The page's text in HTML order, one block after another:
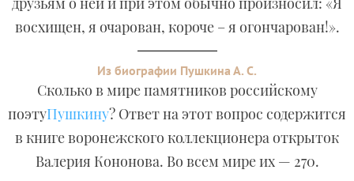
восхищен, я очарован, короче – я огончарован!».
Из биографии Пушкина А. С.
Сколько в мире памятников российскому
поэтуПушкину? Ответ на этот вопрос содержится
в книге воронежского коллекционера открыток
Валерия Кононова. Во всем мире их — 270.